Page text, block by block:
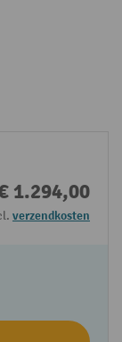
1.294,00
verzendkosten